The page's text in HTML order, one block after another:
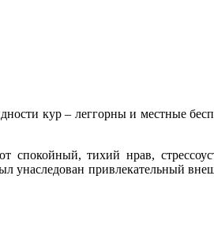
кур – леггорны и местные
тихий нрав,
унаследован привлекательный